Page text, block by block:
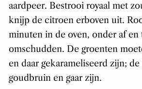
aardpeer. Bestrooi royaal met
knijp de citroen erboven uit.
minuten in de oven, onder af en
omschudden. De groenten
en daar gekarameliseerd zijn;
goudbruin en gaar zijn.